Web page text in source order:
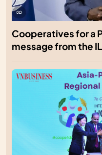
Cooperatives for a
message from the